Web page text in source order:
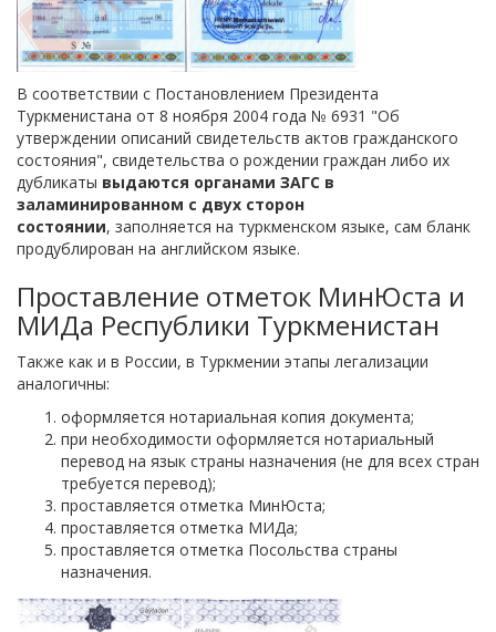
В соответствии с Постановлением Президента
Туркменистана от 8 ноября 2004 года № 6931 "Об
утверждении описаний свидетельств актов гражданского
состояния", свидетельства о рождении граждан либо их
дубликаты выдаются органами ЗАГС в
заламинированном с двух сторон
состоянии, заполняется на туркменском языке, сам бланк
продублирован на английском языке.
Проставление отметок МинЮста и
МИДа Республики Туркменистан
Также как и в России, в Туркмении этапы легализации
аналогичны:
оформляется нотариальная копия документа;
при необходимости оформляется нотариальный
перевод на язык страны назначения (не для всех стран
требуется перевод);
проставляется отметка МинЮста;
проставляется отметка МИДа;
проставляется отметка Посольства страны
назначения.